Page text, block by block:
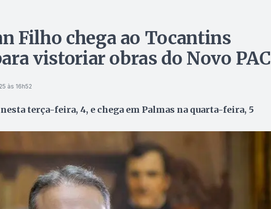
Filho chega ao Tocantins
vistoriar obras do Novo PAC
às 16h52
terça-feira, 4, e chega em Palmas na quarta-feira, 5